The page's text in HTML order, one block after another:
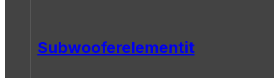
Subwooferelementit